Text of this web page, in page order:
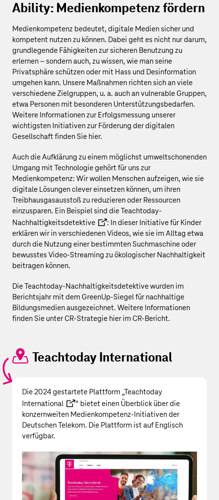
Ability: Medienkompetenz fördern
Medienkompetenz bedeutet, digitale Medien sicher und
kompetent nutzen zu können. Dabei geht es nicht nur darum,
grundlegende Fähigkeiten zur sicheren Benutzung zu
erlernen – sondern auch, zu wissen, wie man seine
Privatsphäre schützen oder mit Hass und Desinformation
umgehen kann. Unsere Maßnahmen richten sich an viele
verschiedene Zielgruppen, u. a. auch an vulnerable Gruppen,
etwa Personen mit besonderen Unterstützungsbedarfen.
Weitere Informationen zur Erfolgsmessung unserer
wichtigsten Initiativen zur Förderung der digitalen
Gesellschaft finden Sie hier.
Auch die Aufklärung zu einem möglichst umweltschonenden
Umgang mit Technologie gehört für uns zur
Medienkompetenz: Wir wollen Menschen aufzeigen, wie sie
digitale Lösungen clever einsetzen können, um ihren
Treibhausgasausstoß zu reduzieren oder Ressourcen
einzusparen. Ein Beispiel sind dieTeachtoday-
Nachhaltigkeitsdetektive
: In dieser Initiative für Kinder
erklären wir in verschiedenen Videos, wie sie im Alltag etwa
durch die Nutzung einer bestimmten Suchmaschine oder
bewusstes Video-Streaming zu ökologischer Nachhaltigkeit
beitragen können.
Die Teachtoday-Nachhaltigkeitsdetektive wurden im
Berichtsjahr mit dem GreenUp-Siegel für nachhaltige
Bildungsmedien ausgezeichnet. Weitere Informationen
finden Sie unterCR-Strategie hier im CR-Bericht.
Teachtoday International
Die 2024 gestartete Plattform „Teachtoday
International
“ bietet einen Überblick über die
konzernweiten Medienkompetenz-Initiativen der
Deutschen Telekom. Die Plattform ist auf Englisch
verfügbar.